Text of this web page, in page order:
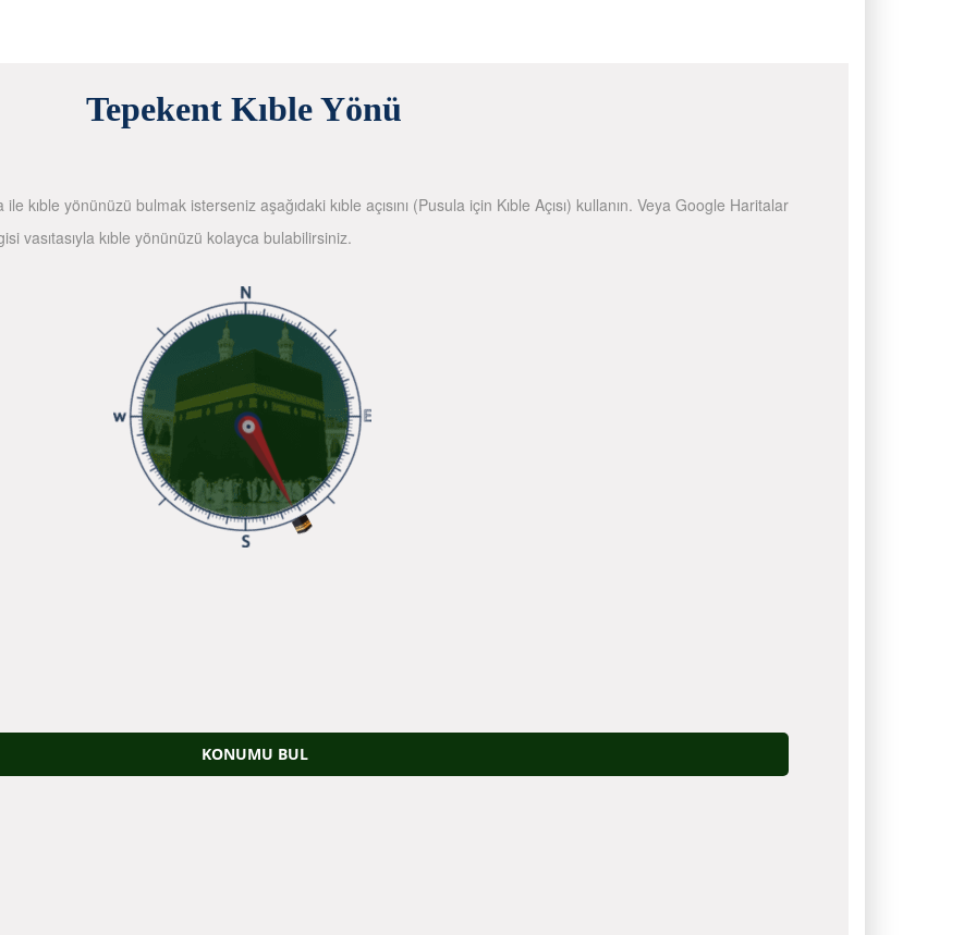
Tepekent Kıble Yönü
kıble yönünüzü bulmak isterseniz aşağıdaki kıble açısını (Pusula için Kıble Açısı) kullanın. Veya Google Haritalar
vasıtasıyla kıble yönünüzü kolayca bulabilirsiniz.
KONUMU BUL